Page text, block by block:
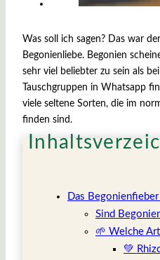
Was soll ich sagen? Das war
Begonienliebe. Begonien
sehr viel beliebter zu sein als
Tauschgruppen in Whatsapp
viele seltene Sorten, die im
finden sind.
Das
Sind
🌱 Welche
💚